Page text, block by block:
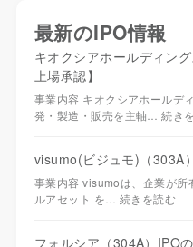
最新のIPO情報
キオクシアホールディン
上場承認】
事業内容 キオクシアホールデ
発・製造・販売を主軸…続き
visumo(ビジュモ)（303A
事業内容 visumoは、企業が所
ルアセット を… 続きを読む
フォルシア（304A）IPO